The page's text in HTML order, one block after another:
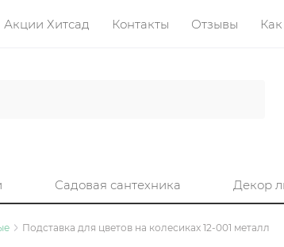
Акции Хитсад Контакты Отзывы
Садовая сантехника Декор
Подставка для цветов на колесиках 12-001 металл